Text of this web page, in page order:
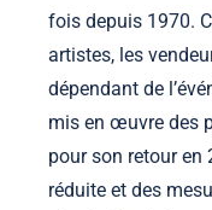
fois depuis 1970.
artistes, les
dépendant de
mis en œuvre des
pour son retour en
réduite et des